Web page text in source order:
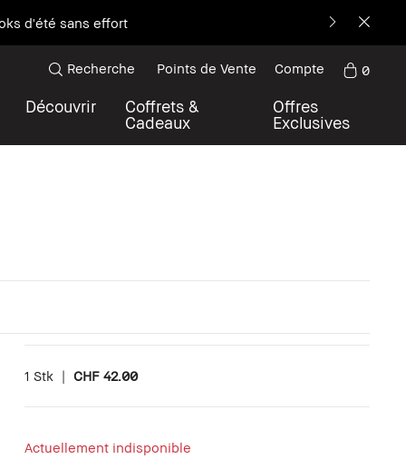
Découvrez la nouvelle icône
Découvrir
Coffrets &
Cadeaux
Offres
Exclusives
Recherche Points de Vente Compte 0
1 Stk | CHF 42.00
Actuellement indisponible